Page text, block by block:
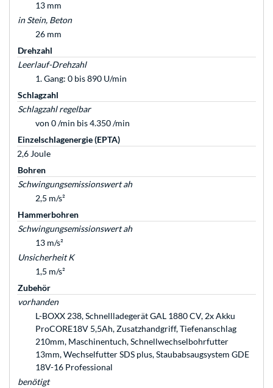
13 mm
in Stein, Beton
26 mm
Drehzahl
Leerlauf-Drehzahl
1. Gang: 0 bis 890 U/min
Schlagzahl
Schlagzahl regelbar
von 0 /min bis 4.350 /min
Einzelschlagenergie (EPTA)
2,6 Joule
Bohren
Schwingungsemissionswert ah
2,5 m/s²
Hammerbohren
Schwingungsemissionswert ah
13 m/s²
Unsicherheit K
1,5 m/s²
Zubehör
vorhanden
L-BOXX 238, Schnellladegerät GAL 1880 CV, 2x Akku
ProCORE18V 5,5Ah, Zusatzhandgriff, Tiefenanschlag
210mm, Maschinentuch, Schnellwechselbohrfutter
13mm, Wechselfutter SDS plus, Staubabsaugsystem GDE
18V-16 Professional
benötigt